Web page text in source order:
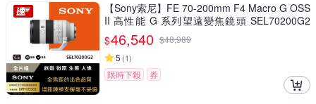
【Sony索尼】FE 70-200mm F4 Macro G OSS
II 高性能 G 系列望遠變焦鏡頭 SEL70200G2
(公司貨 保固24個月)
$46,540 $48,989
5 (1)
限時下殺 券